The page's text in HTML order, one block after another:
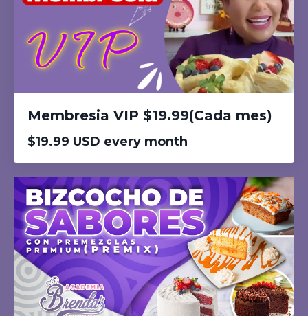
Membresia VIP $19.99(Cada mes)
$19.99 USD every month